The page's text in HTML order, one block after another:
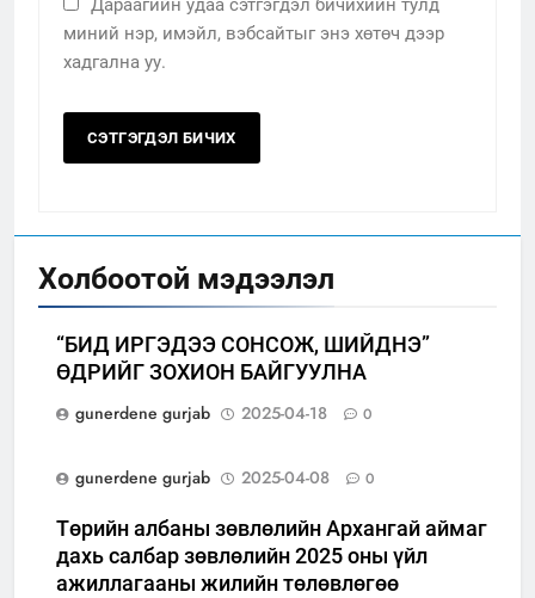
Дараагийн удаа сэтгэгдэл бичихийн тулд
миний нэр, имэйл, вэбсайтыг энэ хөтөч дээр
хадгална уу.
Холбоотой мэдээлэл
“БИД ИРГЭДЭЭ СОНСОЖ, ШИЙДНЭ”
ӨДРИЙГ ЗОХИОН БАЙГУУЛНА
gunerdene gurjab
2025-04-18 0
gunerdene gurjab 2025-04-08 0
Төрийн албаны зөвлөлийн Архангай аймаг
дахь салбар зөвлөлийн 2025 оны үйл
ажиллагааны жилийн төлөвлөгөө